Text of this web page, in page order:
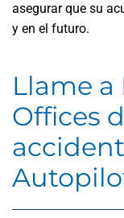
asegurar que su
y en el futuro.
Llame a
Offices